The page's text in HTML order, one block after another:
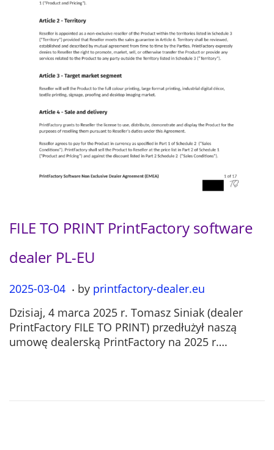
FILE TO PRINT PrintFactory software
dealer PL-EU
P
s
t
e
2025-03-04 2
2
5
-
. by printfactory-dealer.eu
Dzisiaj, 4 marca 2025 r. Tomasz Siniak (dealer
PrintFactory FILE TO PRINT) przedłużył naszą
umowę dealerską PrintFactory na 2025 r….